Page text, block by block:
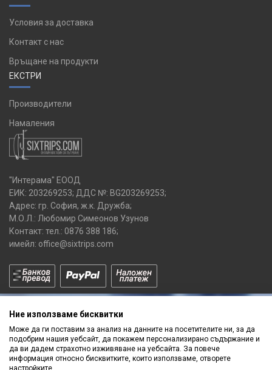
Условия за доставка
Контакт с нас
Връщане на продукти
ЕКСТРИ
Производители
Намаления
"Интерама" ЕООД
ЕИК: 203269253; ДДС №: BG203269253;
Адрес: гр. София, ж.к. Дружба;
М.О.Л.: Любомир Симеонов Узунов
Контакт: тел.: 0876 388 186;
имейл: office@sixtrips.com
Получавай нашите
Ние използваме бисквитки
Може да ги поставим за анализ на данните на посетителите ни, за да
подобрим нашия уебсайт, да покажем персонализирано съдържание и
да ви дадем страхотно изживяване на уебсайта. За повече
информация относно бисквитките, които използваме, отворете
настройките.